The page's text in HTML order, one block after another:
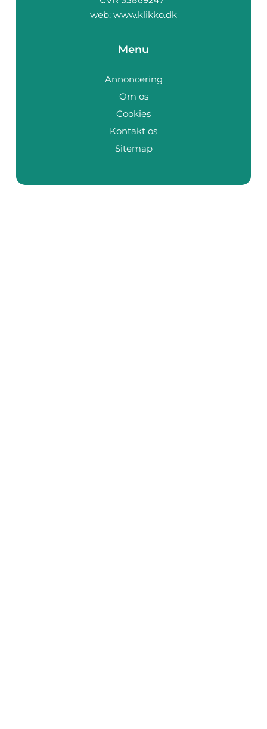
web: www.klikko.dk
Menu
Annoncering
Om os
Cookies
Kontakt os
Sitemap